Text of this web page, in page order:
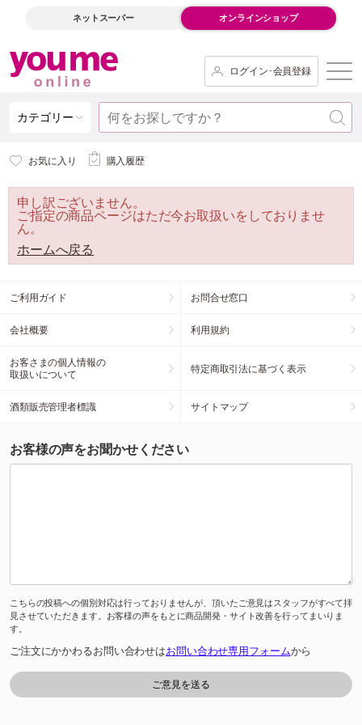
ネットスーパー オンラインショップ
ログイン･会員登録
カテゴリー
お気に入り 購入履歴
申し訳ございません。
ご指定の商品ページはただ今お取扱いをしておりませ
ん。
ホームへ戻る
ご利用ガイド お問合せ窓口
会社概要 利用規約
お客さまの個人情報の
取扱いについて
特定商取引法に基づく表示
酒類販売管理者標識 サイトマップ
お客様の声をお聞かせください
こちらの投稿への個別対応は行っておりませんが、頂いたご意見はスタッフがすべて拝
見させていただきます。お客様の声をもとに商品開発・サイト改善を行ってまいりま
す。
ご注文にかかわるお問い合わせはお問い合わせ専用フォームから